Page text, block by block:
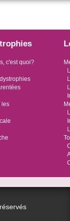
c'est quoi?
les